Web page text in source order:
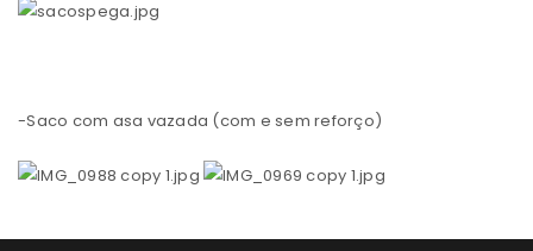
-Saco com asa vazada (com e sem reforço)